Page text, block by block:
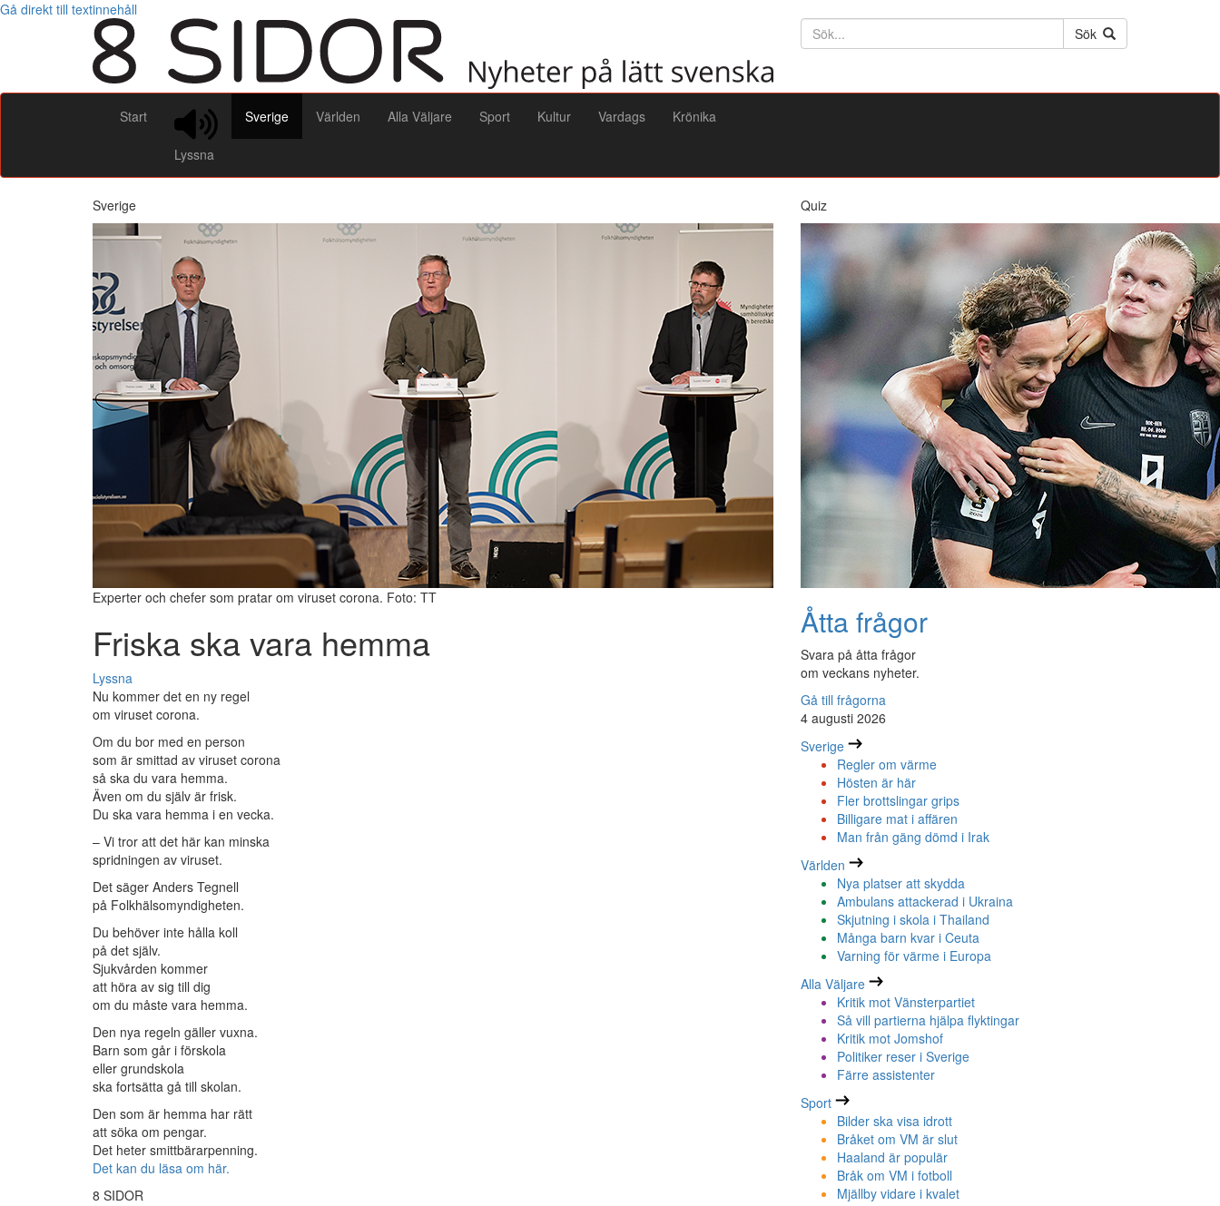
Gå direkt till textinnehåll
Söktext
Sök
Start
Lyssna
Sverige Världen Alla Väljare Sport Kultur Vardags Krönika
Sverige
Experter och chefer som pratar om viruset corona. Foto: TT
Friska ska vara hemma
Lyssna
Nu kommer det en ny regel
om viruset corona.
Om du bor med en person
som är smittad av viruset corona
så ska du vara hemma.
Även om du själv är frisk.
Du ska vara hemma i en vecka.
– Vi tror att det här kan minska
spridningen av viruset.
Det säger Anders Tegnell
på Folkhälsomyndigheten.
Du behöver inte hålla koll
på det själv.
Sjukvården kommer
att höra av sig till dig
om du måste vara hemma.
Den nya regeln gäller vuxna.
Barn som går i förskola
eller grundskola
ska fortsätta gå till skolan.
Den som är hemma har rätt
att söka om pengar.
Det heter smittbärarpenning.
Det kan du läsa om här.
8 SIDOR
Quiz
Åtta frågor
Svara på åtta frågor
om veckans nyheter.
Gå till frågorna
4 augusti 2026
Sverige
Regler om värme
Hösten är här
Fler brottslingar grips
Billigare mat i affären
Man från gäng dömd i Irak
Världen
Nya platser att skydda
Ambulans attackerad i Ukraina
Skjutning i skola i Thailand
Många barn kvar i Ceuta
Varning för värme i Europa
Alla Väljare
Kritik mot Vänsterpartiet
Så vill partierna hjälpa flyktingar
Kritik mot Jomshof
Politiker reser i Sverige
Färre assistenter
Sport
Bilder ska visa idrott
Bråket om VM är slut
Haaland är populär
Bråk om VM i fotboll
Mjällby vidare i kvalet